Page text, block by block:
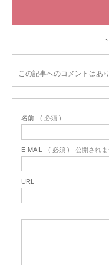
この記事へのコメントはあ
名前 ( 必須 )
E-MAIL ( 必須 ) - 公開されま
URL